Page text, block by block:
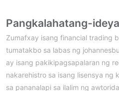
Pangkalahatang-
Zumafxay isang financial trading
tumatakbo sa labas ng
ay isang pakikipagsapalaran ng
nakarehistro sa isang lisensya ng
sa pananalapi sa ilalim ng